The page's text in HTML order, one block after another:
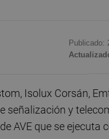
Publicado:
Isolux Corsán,
señalización y
AVE que se ejecuta